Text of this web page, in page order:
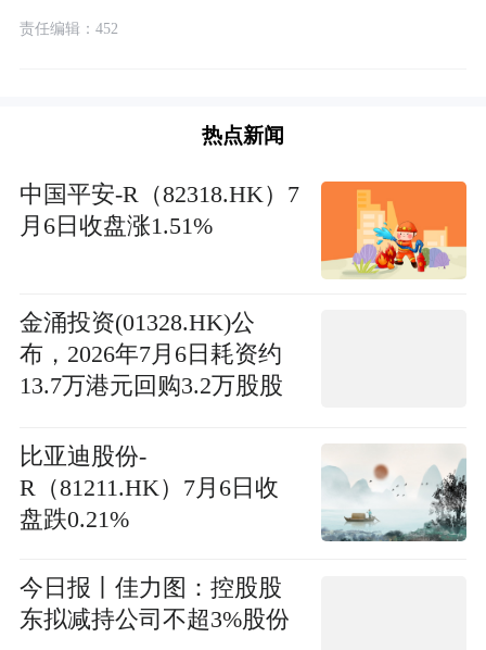
责任编辑：452
热点新闻
中国平安-R（82318.HK）7
月6日收盘涨1.51%
金涌投资(01328.HK)公
布，2026年7月6日耗资约
13.7万港元回购3.2万股股
比亚迪股份-
R（81211.HK）7月6日收
盘跌0.21%
今日报丨佳力图：控股股
东拟减持公司不超3%股份